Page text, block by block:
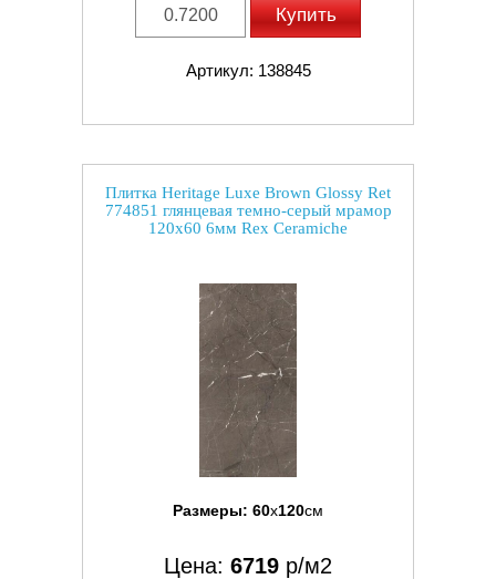
Купить
Артикул: 138845
Плитка Heritage Luxe Brown Glossy Ret
774851 глянцевая темно-серый мрамор
120x60 6мм Rex Ceramiche
Размеры: 60x120см
Цена: 6719 р/м2